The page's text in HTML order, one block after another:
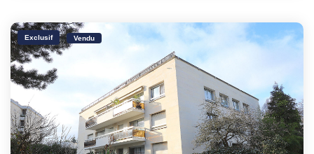
Exclusif Vendu